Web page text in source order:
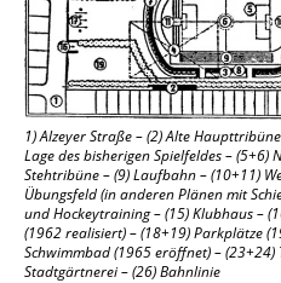
1) Alzeyer Straße – (2) Alte
Lage des bisherigen Spielfeldes – (5+6)
Stehtribüne – (9) Laufbahn – (10+11)
Übungsfeld (in anderen Plänen mit
und Hockeytraining – (15) Klubhaus –
(1962 realisiert) – (18+19) Parkplätze
Schwimmbad (1965 eröffnet) –
Stadtgärtnerei – (26) Bahnlinie